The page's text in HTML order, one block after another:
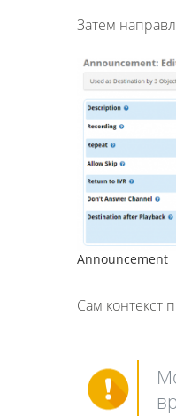
Затем
Announcement
Сам контекст